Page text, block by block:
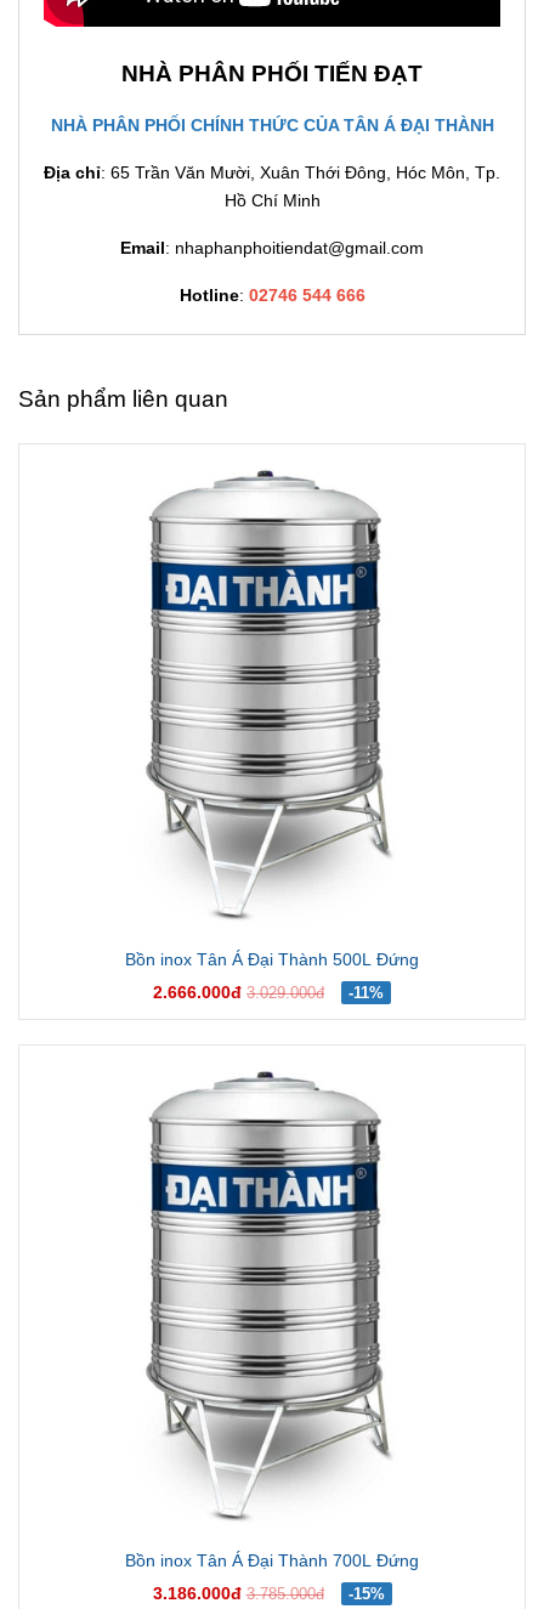
NHÀ PHÂN PHỐI TIẾN ĐẠT
NHÀ PHÂN PHỐI CHÍNH THỨC CỦA TÂN Á ĐẠI THÀNH
Địa chỉ: 65 Trần Văn Mười, Xuân Thới Đông, Hóc Môn, Tp.
Hồ Chí Minh
Email: nhaphanphoitiendat@gmail.com
Hotline: 02746 544 666
Sản phẩm liên quan
Bồn inox Tân Á Đại Thành 500L Đứng
2.666.000đ 3.029.000đ -11%
Bồn inox Tân Á Đại Thành 700L Đứng
3.186.000đ 3.785.000đ -15%